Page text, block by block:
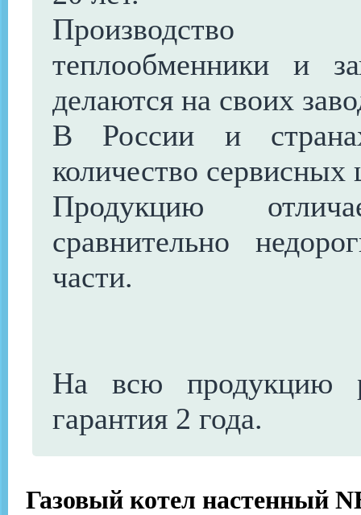
Производство
теплообменники и
делаются на своих
В России и
количество сервисных
Продукцию
сравнительно
части.
На всю продукцию
гарантия 2 года.
Газовый котел настенный